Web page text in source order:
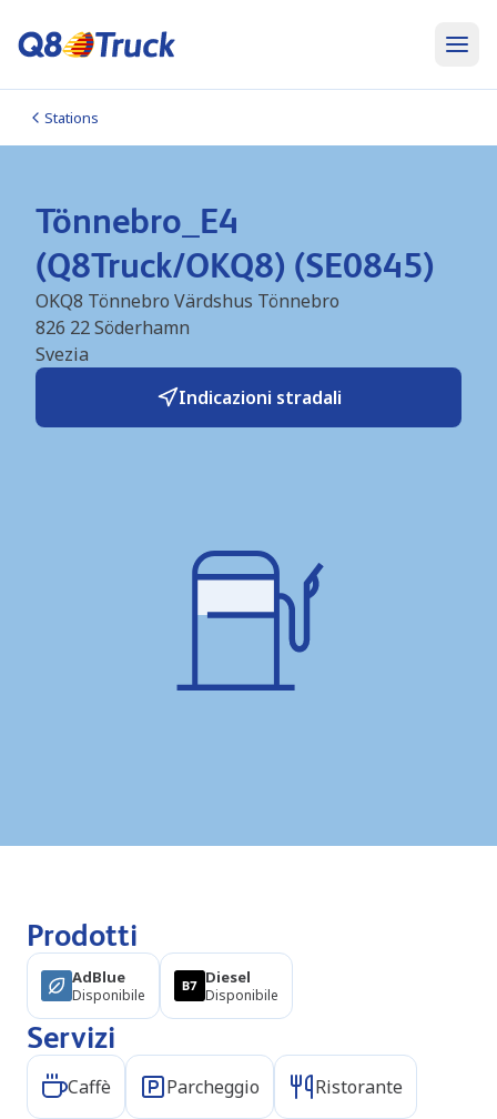
Stations
Tönnebro_E4
(Q8Truck/OKQ8) (SE0845)
OKQ8 Tönnebro Värdshus Tönnebro
826 22Söderhamn
Svezia
Indicazioni stradali
Prodotti
AdBlue
Disponibile
Diesel
Disponibile
Servizi
Caffè Parcheggio Ristorante